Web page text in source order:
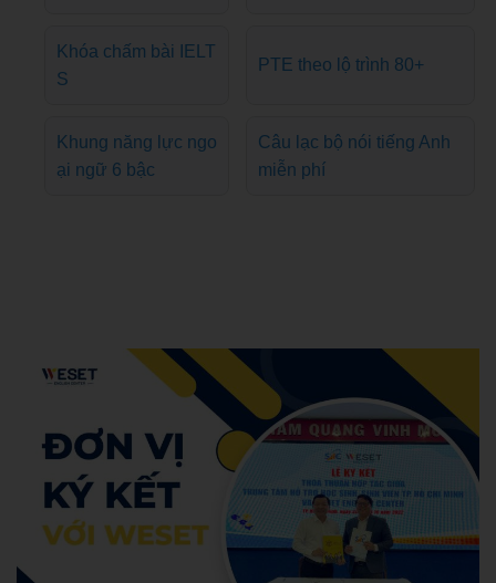
Khóa chấm bài IELT
S
PTE theo lộ trình 80+
Khung năng lực ngo
ại ngữ 6 bậc
Câu lạc bộ nói tiếng Anh
miễn phí